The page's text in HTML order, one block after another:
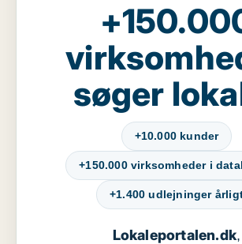
søger
+10.000 kunder
+150.000 virksomheder i
+1.400 udlejninger
Lokaleportalen.dk,